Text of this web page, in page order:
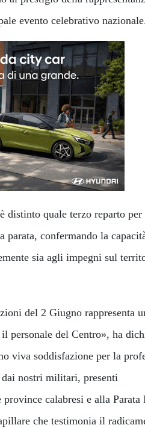
evento celebrativo
quale terzo reparto per
parata, confermando la
sia agli impegni sul
del 2 Giugno rappresenta
personale del Centro», ha
viva soddisfazione per la
nostri militari, presenti
calabresi e alla Parata
che testimonia il